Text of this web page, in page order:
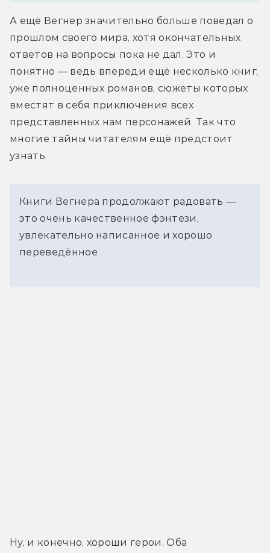
А ещё Вегнер значительно больше поведал о
прошлом своего мира, хотя окончательных
ответов на вопросы пока не дал. Это и
понятно — ведь впереди ещё несколько книг,
уже полноценных романов, сюжеты которых
вместят в себя приключения всех
представленных нам персонажей. Так что
многие тайны читателям ещё предстоит
узнать.
Книги Вегнера продолжают радовать —
это очень качественное фэнтези,
увлекательно написанное и хорошо
переведённое
Ну, и конечно, хороши герои. Оба